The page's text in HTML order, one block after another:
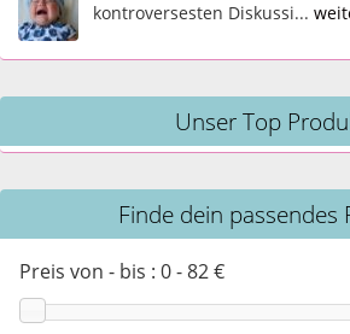
kontroversesten Diskussi...
Unser Top
Finde dein passendes
Preis von - bis : 0-82€